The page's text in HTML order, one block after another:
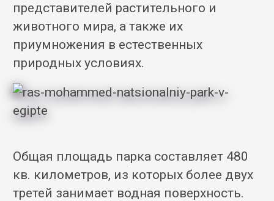
представителей растительного и
животного мира, а также их
приумножения в естественных
природных условиях.
Общая площадь парка составляет 480
кв. километров, из которых более двух
третей занимает водная поверхность.